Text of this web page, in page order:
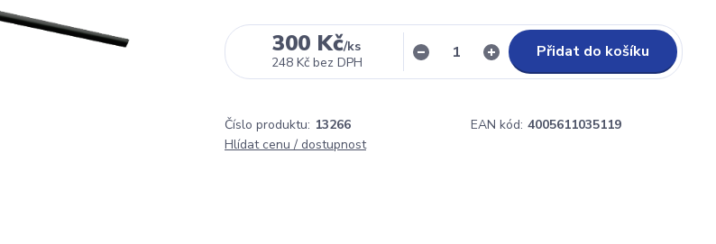
300 Kč/ks
248 Kč bez DPH
Přidat do košíku
Číslo produktu: 13266 EAN kód: 4005611035119
Hlídat cenu / dostupnost